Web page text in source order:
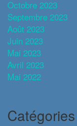
Octobre 2023
Septembre 2023
Août 2023
Juin 2023
Mai 2023
Avril 2023
Mai 2022
Catégories